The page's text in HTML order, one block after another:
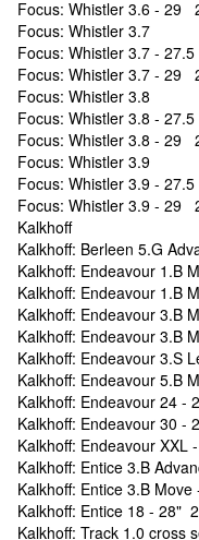
Focus: Whistler 3.6 - 29
Focus: Whistler 3.7
Focus: Whistler 3.7 -
Focus: Whistler 3.7 - 29
Focus: Whistler 3.8
Focus: Whistler 3.8 -
Focus: Whistler 3.8 - 29
Focus: Whistler 3.9
Focus: Whistler 3.9 -
Focus: Whistler 3.9 - 29
Kalkhoff
Kalkhoff: Berleen 5.G
Kalkhoff: Endeavour 1.B
Kalkhoff: Endeavour 1.B
Kalkhoff: Endeavour 3.B
Kalkhoff: Endeavour 3.B
Kalkhoff: Endeavour 3.S
Kalkhoff: Endeavour 5.B
Kalkhoff: Endeavour 24 -
Kalkhoff: Endeavour 30 -
Kalkhoff: Endeavour XXL
Kalkhoff: Entice 3.B
Kalkhoff: Entice 3.B
Kalkhoff: Entice 18 - 28"
Kalkhoff: Track 1.0 cross